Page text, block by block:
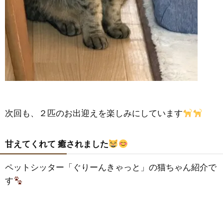
次回も、２匹のお出迎えを楽しみにしています
甘えてくれて 癒されました
ペットシッター「ぐりーんきゃっと」の猫ちゃん紹介で
す